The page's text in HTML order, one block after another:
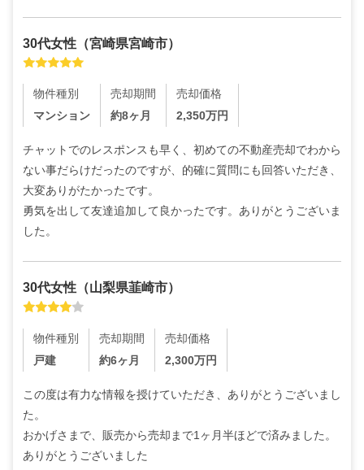
30代女性 （宮崎県宮崎市）
物件種別
マンション
売却期間
約8ヶ月
売却価格
2,350万円
チャットでのレスポンスも早く、初めての不動産売却でわから
ない事だらけだったのですが、的確に質問にも回答いただき、
大変ありがたかったです。
勇気を出して友達追加して良かったです。ありがとうございま
した。
30代女性 （山梨県韮崎市）
物件種別
戸建
売却期間
約6ヶ月
売却価格
2,300万円
この度は有力な情報を授けていただき、ありがとうございまし
た。
おかげさまで、販売から売却まで1ヶ月半ほどで済みました。
ありがとうございました